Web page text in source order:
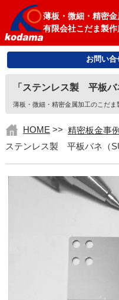
薄板・微細・精密
有限会社こだま製作
お問い合
「ステンレス製 平板バ
薄板・微細・精密金属加工のこだ
HOME >> 精密板金事
ステンレス製 平板バネ（